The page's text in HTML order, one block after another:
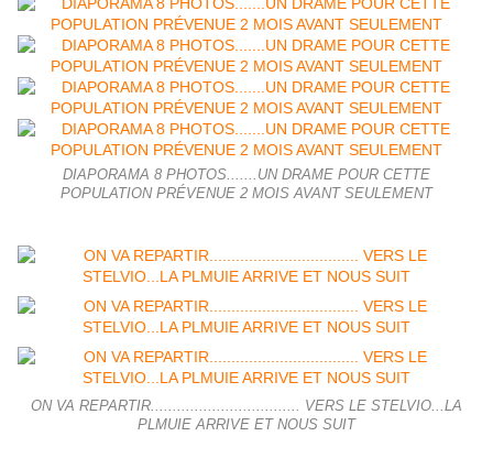
DIAPORAMA 8 PHOTOS.......UN DRAME POUR CETTE
POPULATION PRÉVENUE 2 MOIS AVANT SEULEMENT
ON VA REPARTIR.................................. VERS LE STELVIO...LA
PLMUIE ARRIVE ET NOUS SUIT